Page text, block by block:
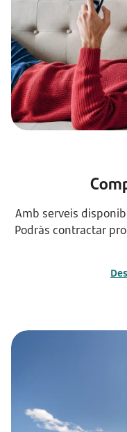
Amb serveis
Podràs contractar